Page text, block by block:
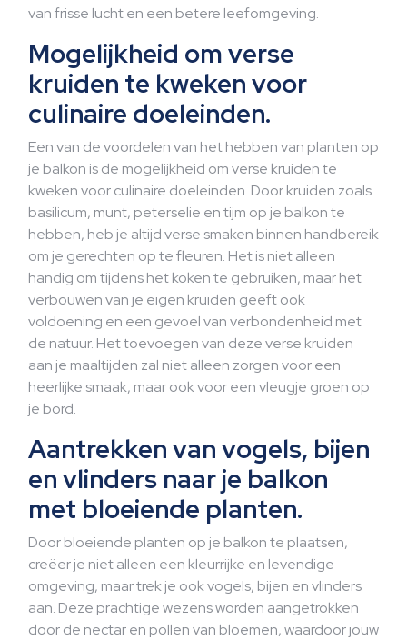
van frisse lucht en een betere leefomgeving.
Mogelijkheid om verse
kruiden te kweken voor
culinaire doeleinden.
Een van de voordelen van het hebben van planten op
je balkon is de mogelijkheid om verse kruiden te
kweken voor culinaire doeleinden. Door kruiden zoals
basilicum, munt, peterselie en tijm op je balkon te
hebben, heb je altijd verse smaken binnen handbereik
om je gerechten op te fleuren. Het is niet alleen
handig om tijdens het koken te gebruiken, maar het
verbouwen van je eigen kruiden geeft ook
voldoening en een gevoel van verbondenheid met
de natuur. Het toevoegen van deze verse kruiden
aan je maaltijden zal niet alleen zorgen voor een
heerlijke smaak, maar ook voor een vleugje groen op
je bord.
Aantrekken van vogels, bijen
en vlinders naar je balkon
met bloeiende planten.
Door bloeiende planten op je balkon te plaatsen,
creëer je niet alleen een kleurrijke en levendige
omgeving, maar trek je ook vogels, bijen en vlinders
aan. Deze prachtige wezens worden aangetrokken
door de nectar en pollen van bloemen, waardoor jouw